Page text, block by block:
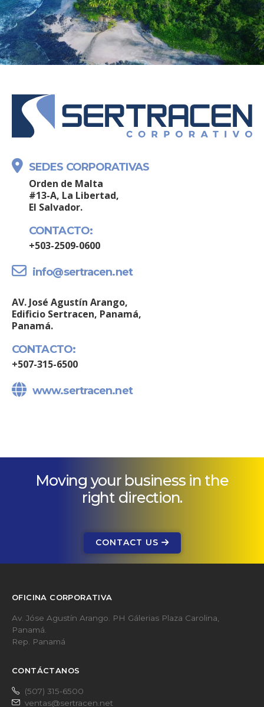
SEDES CORPORATIVAS
Orden de Malta
#13-A, La Libertad,
El Salvador.
CONTACTO:
+503-2509-0600
info@sertracen.net
AV. José Agustín Arango,
Edificio Sertracen, Panamá,
Panamá.
CONTACTO:
+507-315-6500
www.sertracen.net
Moving your business in the
right direction.
CONTACT US
OFICINA CORPORATIVA
Av. Jóse Agustín Arango. PH Gálerias Plaza Carolina,
Panamá.
Rep. Panamá
CONTÁCTANOS
(507) 315-6500
ventas@sertracen.net